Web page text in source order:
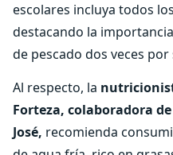
escolares incluya todos
destacando la
de pescado dos veces por
Al respecto, la
Forteza, colaboradora
José, recomienda